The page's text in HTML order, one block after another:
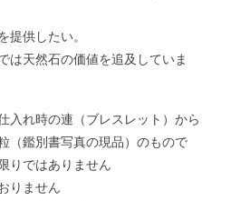
提供したい。
は天然石の価値を追及していま
入れ時の連（ブレスレット）から
（鑑別書写真の現品）のもので
りではありません
りません